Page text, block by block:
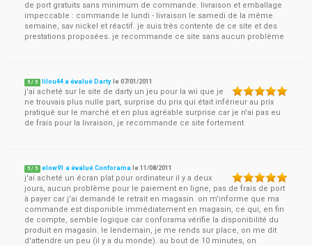
de port gratuits sans minimum de commande. livraison et emballage
impeccable : commande le lundi - livraison le samedi de la même
semaine, sav nickel et réactif. je suis très contente de ce site et des
prestations proposées. je recommande ce site sans aucun problème
5 / 5 lilou44 a évalué Darty le07/01/2011
j'ai acheté sur le site de darty un jeu pour la wii que je
ne trouvais plus nulle part, surprise du prix qui était inférieur au prix
pratiqué sur le marché et en plus agréable surprise car je n'ai pas eu
de frais pour la livraison, je recommande ce site fortement
5 / 5 elow91 a évalué Conforama le11/08/2011
j'ai acheté un écran plat pour ordinateur il y a deux
jours, aucun problème pour le paiement en ligne, pas de frais de port
à payer car j'ai demandé le retrait en magasin. on m'informe que ma
commande est disponible immédiatement en magasin, ce qui, en fin
de compte, semble logique car conforama vérifie la disponibilité du
produit en magasin. le lendemain, je me rends sur place, on me dit
d'attendre un peu (il y a du monde). au bout de 10 minutes, on